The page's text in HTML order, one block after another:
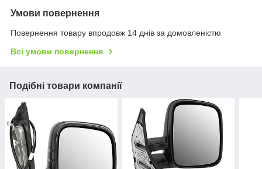
Умови повернення
Повернення товару впродовж 14 днів за домовленістю
Всі умови повернення
Подібні товари компанії